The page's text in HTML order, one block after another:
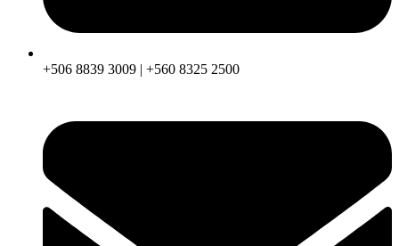
+506 8839 3009 | +560 8325 2500